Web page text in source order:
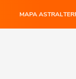
MAPA ASTRAL